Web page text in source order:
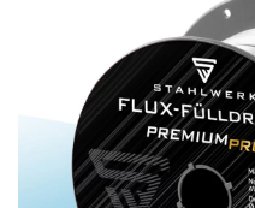
Accesorii taiere cu plasma
Accesorii TIG/WIG
Butelii gaz
Consumabile, accesorii laser